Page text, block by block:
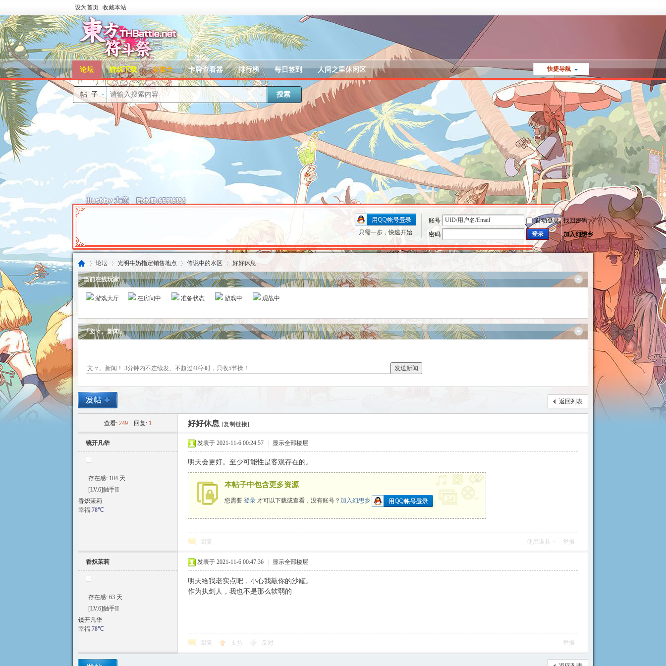
设为首页 收藏本站
账号 自动登录
找回密码
密码
登录 加入幻想乡
只需一步，快速开始
快捷导航
论坛 游戏下载 实体卡 卡牌查看器 排行榜 每日签到 人间之里休闲区
帖子 搜索
方
符
论坛 光明牛奶指定销售地点 传说中的水区 好好休息
当前在线玩家
游戏大厅 在房间中 准备状态 游戏中 观战中
『文々。新闻』
发送新闻
返回列表
查看: 249 回复: 1 好好休息 [复制链接]
镜开凡华
存在感: 104 天
[LV.6]触手II
香炽茉莉
幸福:78℃
发表于 2021-11-6 00:24:57 显示全部楼层
明天会更好。至少可能性是客观存在的。
本帖子中包含更多资源
您需要 登录 才可以下载或查看，没有账号？ 加入幻想乡
x
回复 使用道具 举报
香炽茉莉
存在感: 63 天
[LV.6]触手II
镜开凡华
幸福:78℃
发表于 2021-11-6 00:47:36 显示全部楼层
明天给我老实点吧，小心我敲你的沙罐。
作为执剑人，我也不是那么软弱的
回复 支持 反对 举报